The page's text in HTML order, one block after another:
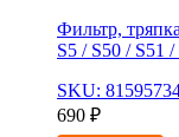
Фильтр,
S5 / S50 / S51
SKU:
690 ₽